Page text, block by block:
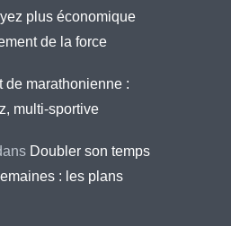
plus économique
de la force
de marathonienne :
multi-sportive
Doubler son temps
: les plans